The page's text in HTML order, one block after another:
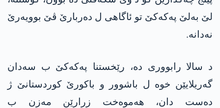
لێ به‌لێ په‌كه‌كێ تو ئاگاهی ل ده‌ربارێ ڤێ بوویه‌رێ
نه‌دانه‌.
د سالا رابووری ده‌، رێخستنا په‌كه‌كێ ب سه‌دان
گه‌ریلایێن خوه‌ ل باشوور و باكورێ كوردستانێ ژ
ده‌ست دان، هه‌موه‌خت زرارێن مه‌زن ب